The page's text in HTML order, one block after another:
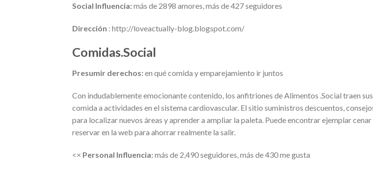
Social Influencia:más de 2898 amores, más de 427 seguidores
Dirección : http://loveactually-blog.blogspot.com/
Comidas.Social
Presumir derechos:en qué comida y emparejamiento ir juntos
Con indudablemente emocionante contenido, los anfitriones de Alimentos .Social traen
comida a actividades en el sistema cardiovascular. El sitio suministros descuentos,
para localizar nuevos áreas y aprender a ampliar la paleta. Puede encontrar ejemplar
reservar en la web para ahorrar realmente la salir.
<× Personal Influencia:más de 2,490 seguidores, más de 430 me gusta